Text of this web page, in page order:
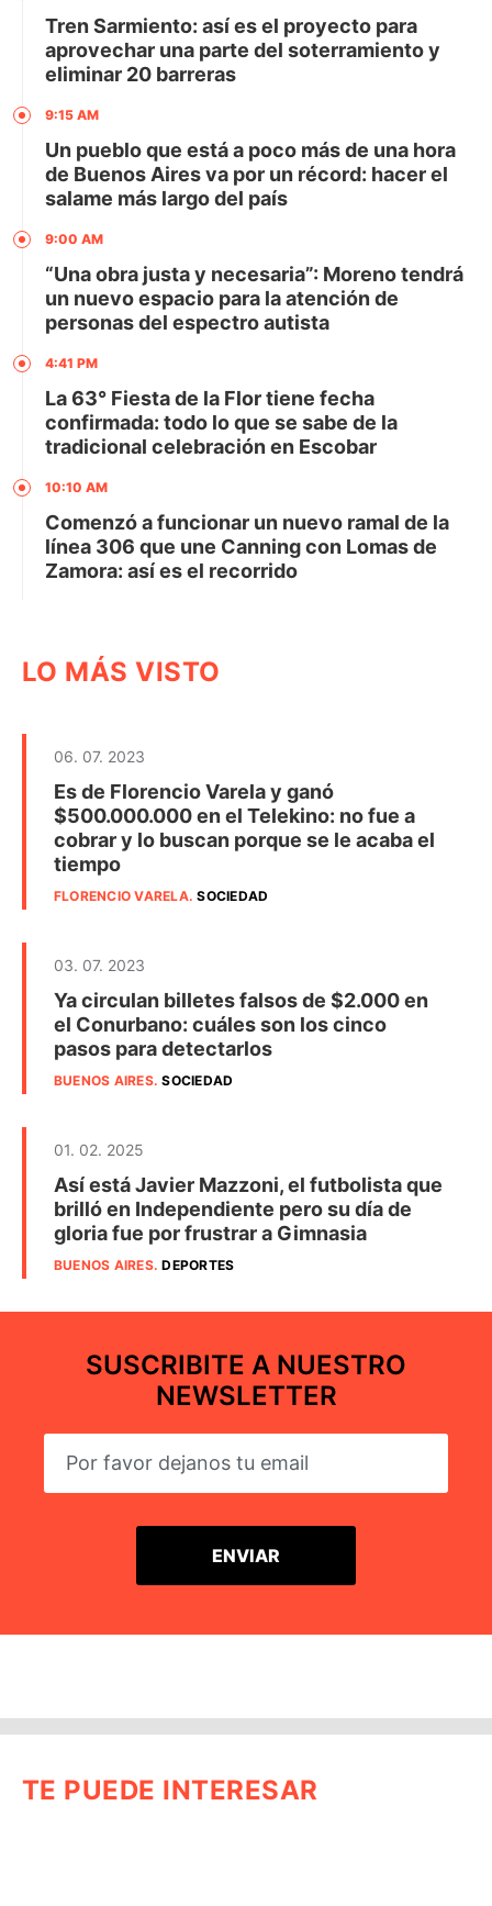
Tren Sarmiento: así es el proyecto para
aprovechar una parte del soterramiento y
eliminar 20 barreras
9:15 AM
Un pueblo que está a poco más de una hora
de Buenos Aires va por un récord: hacer el
salame más largo del país
9:00 AM
“Una obra justa y necesaria”: Moreno tendrá
un nuevo espacio para la atención de
personas del espectro autista
4:41 PM
La 63° Fiesta de la Flor tiene fecha
confirmada: todo lo que se sabe de la
tradicional celebración en Escobar
10:10 AM
Comenzó a funcionar un nuevo ramal de la
línea 306 que une Canning con Lomas de
Zamora: así es el recorrido
LO MÁS VISTO
06. 07. 2023
Es de Florencio Varela y ganó
$500.000.000 en el Telekino: no fue a
cobrar y lo buscan porque se le acaba el
tiempo
FLORENCIO VARELA.SOCIEDAD
03. 07. 2023
Ya circulan billetes falsos de $2.000 en
el Conurbano: cuáles son los cinco
pasos para detectarlos
BUENOS AIRES.SOCIEDAD
01. 02. 2025
Así está Javier Mazzoni, el futbolista que
brilló en Independiente pero su día de
gloria fue por frustrar a Gimnasia
BUENOS AIRES.DEPORTES
SUSCRIBITE A NUESTRO
NEWSLETTER
TE PUEDE INTERESAR